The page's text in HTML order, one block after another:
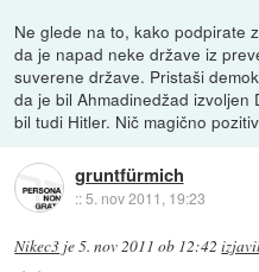
Ne glede na to, kako podpirate
da je napad neke države iz
suverene države. Pristaši
da je bil Ahmadinedžad izvoljen
bil tudi Hitler. Nič magično
gruntfürmich
::5. nov 2011, 19:23
Nikec3 je5. nov 2011 ob 12:42